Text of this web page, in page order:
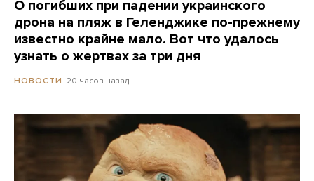
О погибших при падении украинского
дрона на пляж в Геленджике по-прежнему
известно крайне мало. Вот что удалось
узнать о жертвах за три дня
НОВОСТИ 20 часов назад